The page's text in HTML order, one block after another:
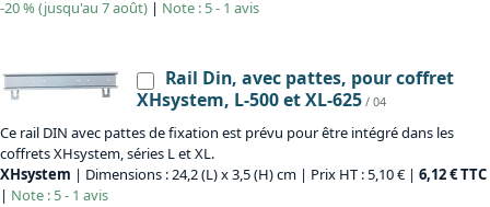
-20 % (jusqu'au 7 août) | Note : 5 - 1 avis
Rail Din, avec pattes, pour coffret
XHsystem, L-500 et XL-625 / 04
Ce rail DIN avec pattes de fixation est prévu pour être intégré dans les
coffrets XHsystem, séries L et XL.
XHsystem | Dimensions : 24,2 (L) x 3,5 (H) cm | Prix HT : 5,10 € | 6,12 € TTC
| Note : 5 - 1 avis